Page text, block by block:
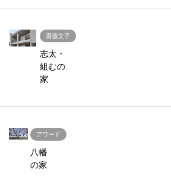
齋藤文子
志太・
組むの
家
アワード
八幡
の家